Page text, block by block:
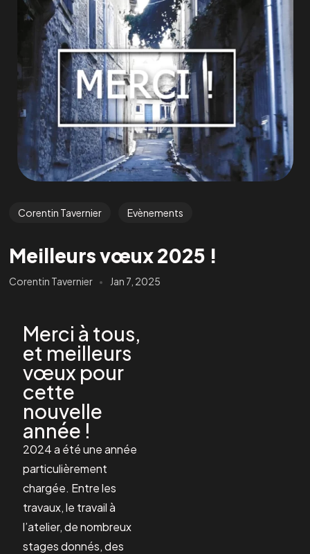
Corentin Tavernier Evènements
Meilleurs vœux 2025 !
Corentin Tavernier Jan 7, 2025
Merci à tous,
et meilleurs
vœux pour
cette
nouvelle
année !
2024 a été une année
particulièrement
chargée. Entre les
travaux, le travail à
l’atelier, de nombreux
stages donnés, des